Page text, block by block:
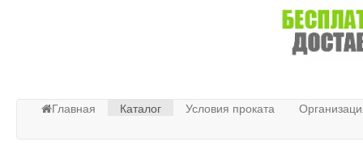
Главная Каталог Условия проката